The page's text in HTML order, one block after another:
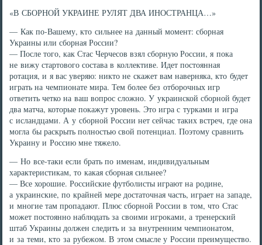
«В СБОРНОЙ УКРАИНЕ РУЛЯТ ДВА ИНОСТРАНЦА…»
— Как по-Вашему, кто сильнее на данный момент: сборная
Украины или сборная России?
— После того, как Стас Черчесов взял сборную России, я пока
не вижу стартового состава в коллективе. Идет постоянная
ротация, и я вас уверяю: никто не скажет вам наверняка, кто будет
играть на чемпионате мира. Тем более без отборочных игр
ответить четко на ваш вопрос сложно. У украинской сборной будет
два матча, которые покажут уровень. Это игра с турками и игра
с исландцами. А у сборной России нет сейчас таких встреч, где она
могла бы раскрыть полностью свой потенциал. Поэтому сравнить
Украину и Россию мне тяжело.
— Но все-таки если брать по именам, индивидуальным
характеристикам, то какая сборная сильнее?
— Все хорошие. Российские футболисты играют на родине,
а украинские, по крайней мере достаточная часть, играет на западе,
и многие там пропадают. Плюс сборной России в том, что Стас
может постоянно наблюдать за своими игроками, а тренерский
штаб Украины должен следить и за внутренним чемпионатом,
и за теми, кто за рубежом. В этом смысле у России преимущество.